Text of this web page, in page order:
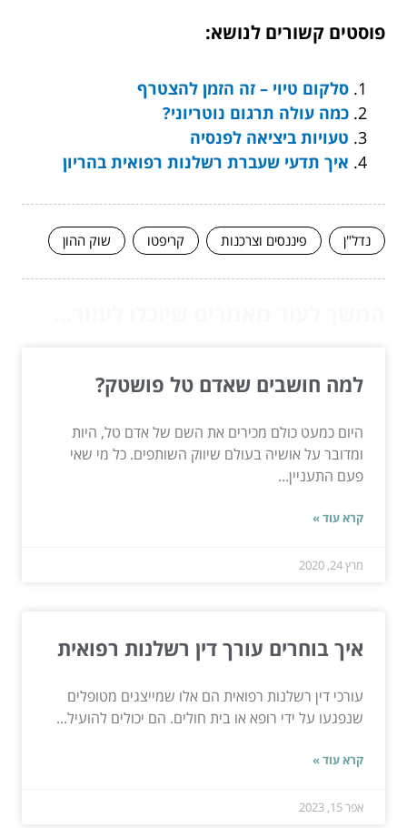
פוסטים קשורים לנושא:
סלקום טיוי – זה הזמן להצטרף
כמה עולה תרגום נוטריוני?
טעויות ביציאה לפנסיה
איך תדעי שעברת רשלנות רפואית בהריון
נדל"ן פיננסים וצרכנות קריפטו שוק ההון
למה חושבים שאדם טל פושטק?
היום כמעט כולם מכירים את השם של אדם טל, היות
ומדובר על אושיה בעולם שיווק השותפים. כל מי שאי
פעם התעניין...
קרא עוד »
מרץ 24, 2020
איך בוחרים עורך דין רשלנות רפואית
עורכי דין רשלנות רפואית הם אלו שמייצגים מטופלים
שנפגעו על ידי רופא או בית חולים. הם יכולים להועיל...
קרא עוד »
אפר 15, 2023